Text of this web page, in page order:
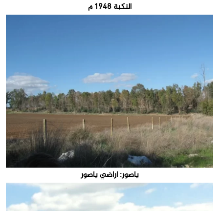
النكبة 1948 م
ياصور: اراضي ياصور